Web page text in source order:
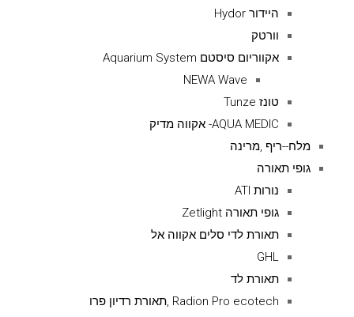
היידור Hydor
וורטק
אקווריום סיסטם Aquarium System
NEWA Wave
טונז Tunze
AQUA MEDIC- אקווה מדיק
מלח--ריף ,מרינה
גופי תאורה
נורות ATI
גופי תאורה Zetlight
תאורת לדי סלים אקווה אל
GHL
תאורת לד
Radion Pro ecotech ,תאורת רדיון פרו